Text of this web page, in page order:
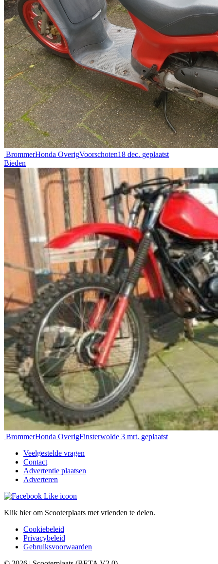
BrommerHonda OverigVoorschoten18 dec. geplaatst
Bieden
BrommerHonda OverigFinsterwolde 3 mrt. geplaatst
Veelgestelde vragen
Contact
Advertentie plaatsen
Adverteren
Klik hier om Scooterplaats met vrienden te delen.
Cookiebeleid
Privacybeleid
Gebruiksvoorwaarden